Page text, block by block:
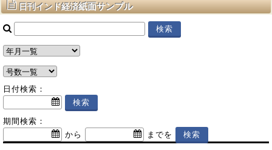
日刊インド経済紙面サンプル
日付検索：
期間検索：
から
までを